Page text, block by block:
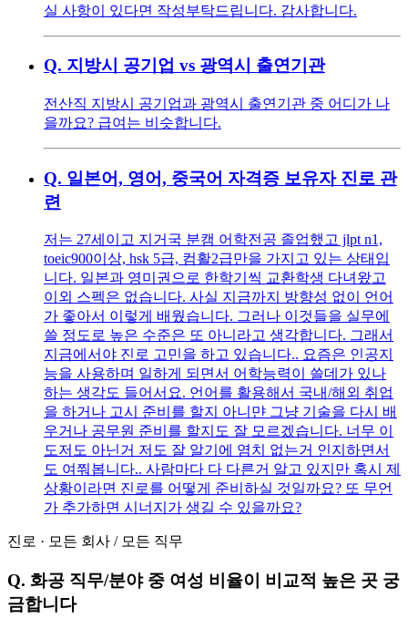
실 사항이 있다면 작성부탁드립니다. 감사합니다.
Q. 지방시 공기업 vs 광역시 출연기관
전산직 지방시 공기업과 광역시 출연기관 중 어디가 나
을까요? 급여는 비슷합니다.
Q. 일본어, 영어, 중국어 자격증 보유자 진로 관
련
저는 27세이고 지거국 분캠 어학전공 졸업했고 jlpt n1,
toeic900이상, hsk 5급, 컴활2급만을 가지고 있는 상태입
니다. 일본과 영미권으로 한학기씩 교환학생 다녀왔고
이외 스펙은 없습니다. 사실 지금까지 방향성 없이 언어
가 좋아서 이렇게 배웠습니다. 그러나 이것들을 실무에
쓸 정도로 높은 수준은 또 아니라고 생각합니다. 그래서
지금에서야 진로 고민을 하고 있습니다.. 요즘은 인공지
능을 사용하며 일하게 되면서 어학능력이 쓸데가 있나
하는 생각도 들어서요. 언어를 활용해서 국내/해외 취업
을 하거나 고시 준비를 할지 아니먄 그냥 기술을 다시 배
우거나 공무원 준비를 할지도 잘 모르겠습니다. 너무 이
도저도 아닌거 저도 잘 알기에 염치 없는거 인지하면서
도 여쭤봅니다.. 사람마다 다 다른거 알고 있지만 혹시 제
상황이라면 진로를 어떻게 준비하실 것일까요? 또 무언
가 추가하면 시너지가 생길 수 있을까요?
진로 · 모든 회사 / 모든 직무
Q. 화공 직무/분야 중 여성 비율이 비교적 높은 곳 궁
금합니다